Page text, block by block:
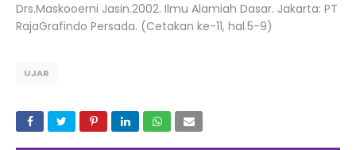
Drs.Maskooerni Jasin.2002. Ilmu Alamiah Dasar. Jakarta: PT
RajaGrafindo Persada. (Cetakan ke-11, hal.5-9)
UJAR